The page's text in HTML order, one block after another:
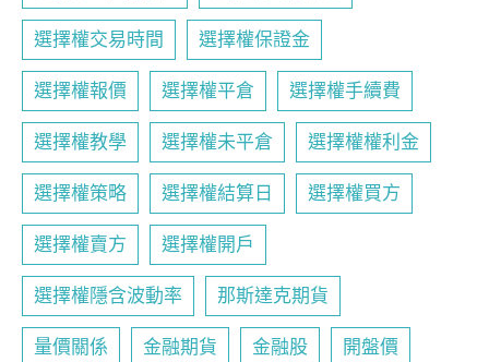
選擇權交易時間 選擇權保證金
選擇權報價 選擇權平倉 選擇權手續費
選擇權教學 選擇權未平倉 選擇權權利金
選擇權策略 選擇權結算日 選擇權買方
選擇權賣方 選擇權開戶
選擇權隱含波動率 那斯達克期貨
量價關係 金融期貨 金融股 開盤價